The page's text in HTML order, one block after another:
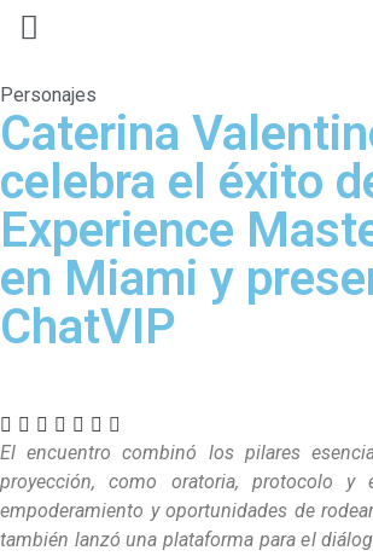
Personajes
Caterina
celebra el éxito
Experience
en Miami y
ChatVIP
El encuentro combinó los pilares
proyección, como oratoria, protocolo y
empoderamiento y oportunidades de
también lanzó una plataforma para el